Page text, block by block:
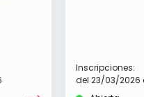
Inscripciones:
del 23/03/2026